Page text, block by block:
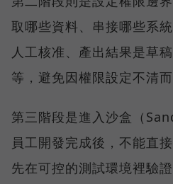
取哪些資料、串接哪些系
人工核准、產出結果是草
等，避免因權限設定不清而
第三階段是進入沙盒（
員工開發完成後，不能直
先在可控的測試環境裡驗